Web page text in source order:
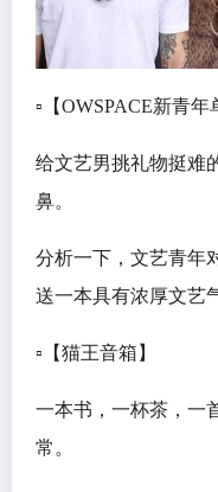
▫️【OWSPACE新青年
给文艺男挑礼物挺难
鼻。
分析一下，文艺青年
送一本具有浓厚文艺
▫️【猫王音箱】
一本书，一杯茶，一
常。